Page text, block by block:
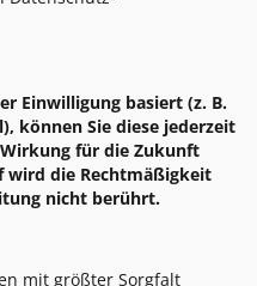
Einwilligung basiert (z. B.
können Sie diese jederzeit
für die Zukunft
wird die Rechtmäßigkeit
nicht berührt.
mit größter Sorgfalt